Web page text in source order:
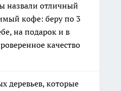
назвали отличный
кофе: беру по 3
на подарок и в
качество
деревьев, которые